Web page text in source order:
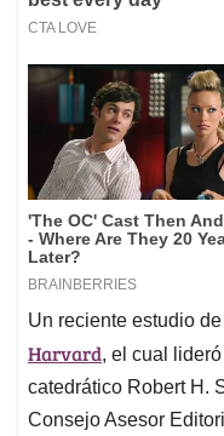
Un reciente estudio
Harvard, el cual
catedrático Robert H.
Consejo Asesor